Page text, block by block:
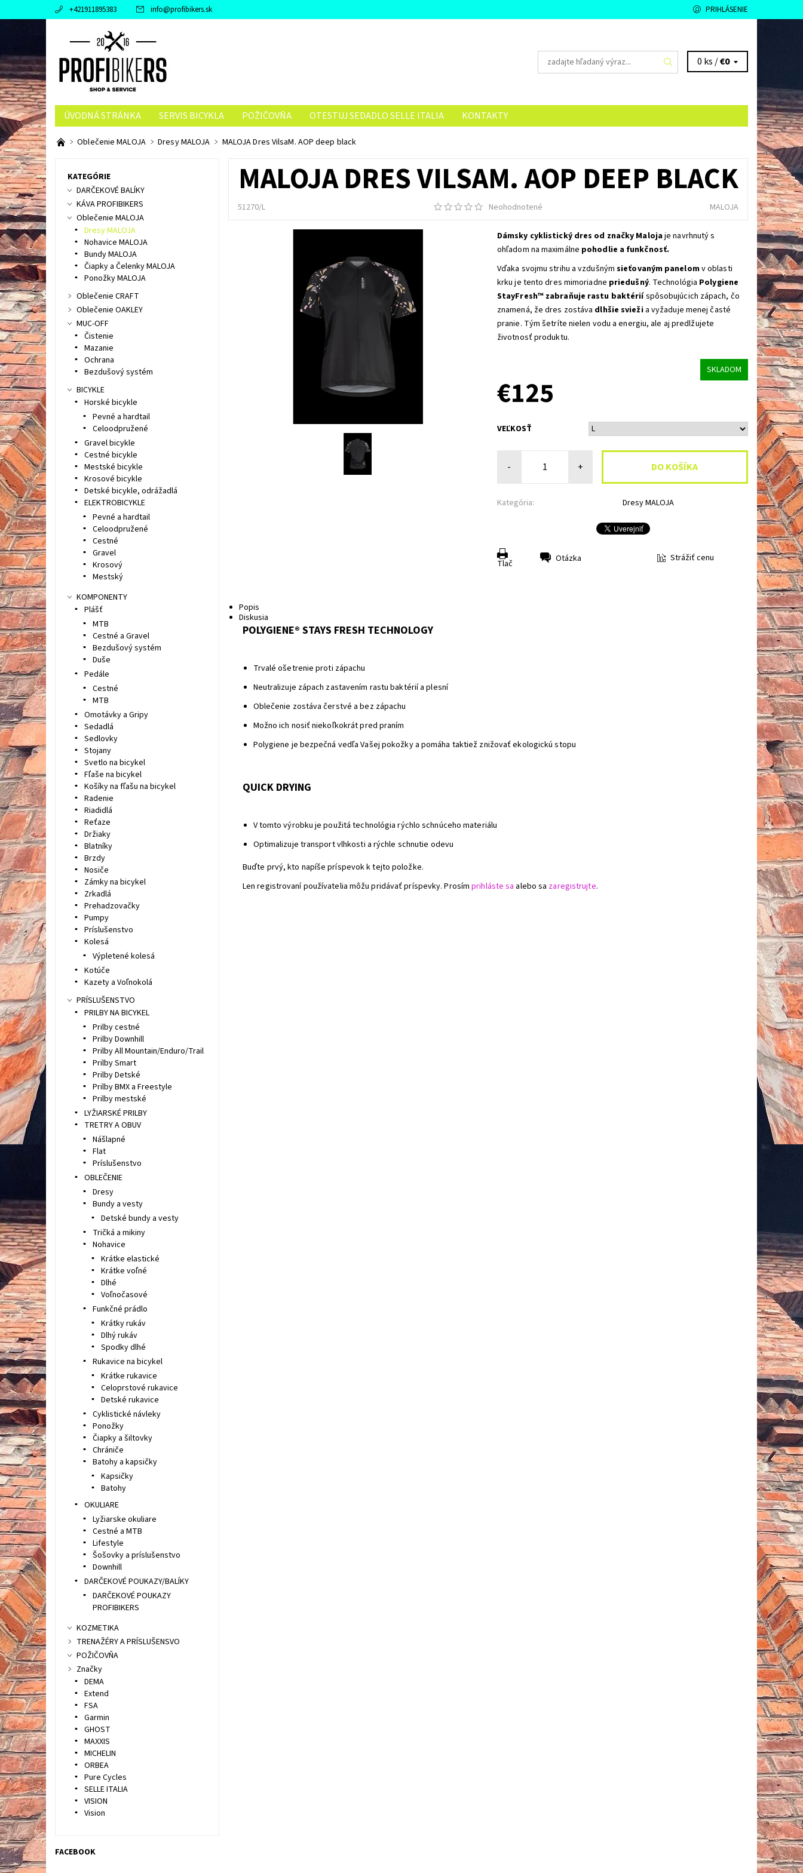
+421911895383 info@profibikers.sk PRIHLÁSENIE
0 ks /€0
ÚVODNÁ STRÁNKA SERVIS BICYKLA POŽIČOVŇA OTESTUJ SEDADLO SELLE ITALIA KONTAKTY
Oblečenie MALOJA Dresy MALOJA MALOJA Dres VilsaM. AOP deep black
MALOJA DRES VILSAM. AOP DEEP BLACK
51270/L Neohodnotené MALOJA
Dámsky cyklistický dres od značky Malojaje navrhnutý s
ohľadom na maximálne pohodlie a funkčnosť.
Vďaka svojmu strihu a vzdušným sieťovaným panelomv oblasti
krku je tento dres mimoriadne priedušný. Technológia Polygiene
StayFresh™ zabraňuje rastu baktériíspôsobujúcich zápach, čo
znamená, že dres zostáva dlhšie svieži a vyžaduje menej časté
pranie. Tým šetríte nielen vodu a energiu, ale aj predlžujete
životnosť produktu.
SKLADOM
€125
VEĽKOSŤ
- +
Kategória: Dresy MALOJA
Tlač Otázka Strážiť cenu
Popis
Diskusia
POLYGIENE® STAYS FRESH TECHNOLOGY
Trvalé ošetrenie proti zápachu
Neutralizuje zápach zastavením rastu baktérií a plesní
Oblečenie zostáva čerstvé a bez zápachu
Možno ich nosiť niekoľkokrát pred praním
Polygiene je bezpečná vedľa Vašej pokožky a pomáha taktiež znižovať ekologickú stopu
QUICK DRYING
V tomto výrobku je použitá technológia rýchlo schnúceho materiálu
Optimalizuje transport vlhkosti a rýchle schnutie odevu
Buďte prvý, kto napíše príspevok k tejto položke.
Len registrovaní používatelia môžu pridávať príspevky. Prosímprihláste sa alebo sa zaregistrujte.
KATEGÓRIE
DARČEKOVÉ BALÍKY
KÁVA PROFIBIKERS
Oblečenie MALOJA
Dresy MALOJA
Nohavice MALOJA
Bundy MALOJA
Čiapky a Čelenky MALOJA
Ponožky MALOJA
Oblečenie CRAFT
Oblečenie OAKLEY
MUC-OFF
Čistenie
Mazanie
Ochrana
Bezdušový systém
BICYKLE
Horské bicykle
Pevné a hardtail
Celoodpružené
Gravel bicykle
Cestné bicykle
Mestské bicykle
Krosové bicykle
Detské bicykle, odrážadlá
ELEKTROBICYKLE
Pevné a hardtail
Celoodpružené
Cestné
Gravel
Krosový
Mestský
KOMPONENTY
Plášť
MTB
Cestné a Gravel
Bezdušový systém
Duše
Pedále
Cestné
MTB
Omotávky a Gripy
Sedadlá
Sedlovky
Stojany
Svetlo na bicykel
Fľaše na bicykel
Košíky na fľašu na bicykel
Radenie
Riadidlá
Reťaze
Držiaky
Blatníky
Brzdy
Nosiče
Zámky na bicykel
Zrkadlá
Prehadzovačky
Pumpy
Príslušenstvo
Kolesá
Výpletené kolesá
Kotúče
Kazety a Voľnokolá
PRÍSLUŠENSTVO
PRILBY NA BICYKEL
Prilby cestné
Prilby Downhill
Prilby All Mountain/Enduro/Trail
Prilby Smart
Prilby Detské
Prilby BMX a Freestyle
Prilby mestské
LYŽIARSKÉ PRILBY
TRETRY A OBUV
Nášlapné
Flat
Príslušenstvo
OBLEČENIE
Dresy
Bundy a vesty
Detské bundy a vesty
Tričká a mikiny
Nohavice
Krátke elastické
Krátke voľné
Dlhé
Voľnočasové
Funkčné prádlo
Krátky rukáv
Dlhý rukáv
Spodky dlhé
Rukavice na bicykel
Krátke rukavice
Celoprstové rukavice
Detské rukavice
Cyklistické návleky
Ponožky
Čiapky a šiltovky
Chrániče
Batohy a kapsičky
Kapsičky
Batohy
OKULIARE
Lyžiarske okuliare
Cestné a MTB
Lifestyle
Šošovky a príslušenstvo
Downhill
DARČEKOVÉ POUKAZY/BALÍKY
DARČEKOVÉ POUKAZY
PROFIBIKERS
KOZMETIKA
TRENAŽÉRY A PRÍSLUŠENSVO
POŽIČOVŇA
Značky
DEMA
Extend
FSA
Garmin
GHOST
MAXXIS
MICHELIN
ORBEA
Pure Cycles
SELLE ITALIA
VISION
Vision
FACEBOOK